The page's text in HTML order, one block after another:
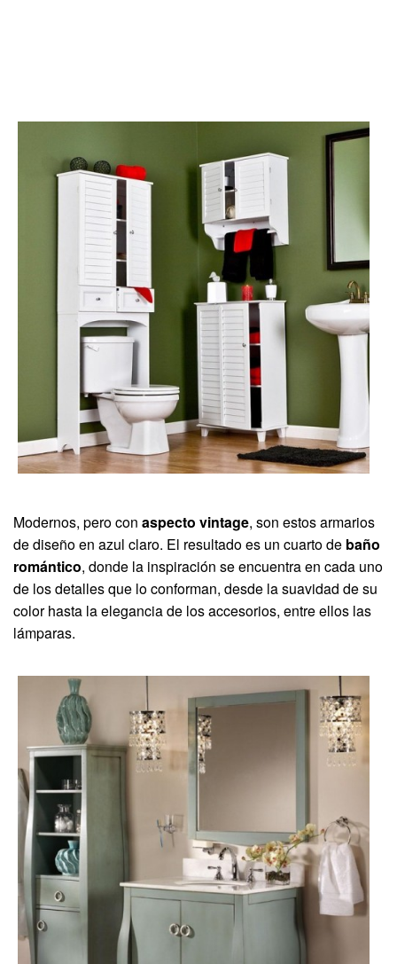
Modernos, pero con aspecto vintage, son estos armarios
de diseño en azul claro. El resultado es un cuarto de baño
romántico, donde la inspiración se encuentra en cada uno
de los detalles que lo conforman, desde la suavidad de su
color hasta la elegancia de los accesorios, entre ellos las
lámparas.